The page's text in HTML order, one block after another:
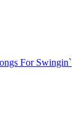
For Swingin`